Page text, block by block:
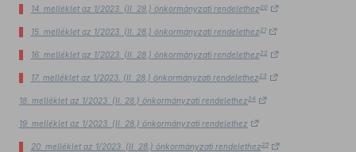
14. melléklet az 1/2023. (II. 28.) önkormányzati rendelethez20
15. melléklet az 1/2023. (II. 28.) önkormányzati rendelethez21
16. melléklet az 1/2023. (II. 28.) önkormányzati rendelethez22
17. melléklet az 1/2023. (II. 28.) önkormányzati rendelethez23
18. melléklet az 1/2023. (II. 28.) önkormányzati rendelethez 24
19. melléklet az 1/2023. (II. 28.) önkormányzati rendelethez
20. melléklet az 1/2023. (II. 28.) önkormányzati rendelethez25